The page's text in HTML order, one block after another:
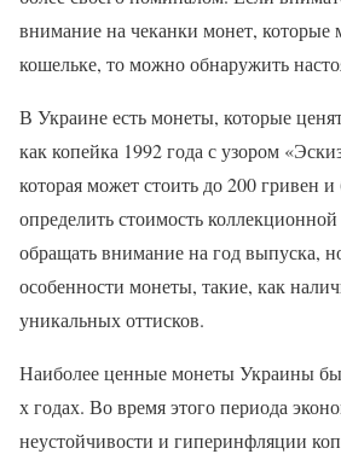
внимание на чеканки монет,
кошельке, то можно обнаружить
В Украине есть монеты, которые
как копейка 1992 года с узором
которая может стоить до 200 гривен
определить стоимость
обращать внимание на год выпуска,
особенности монеты, такие, как
уникальных оттисков.
Наиболее ценные монеты Украины
х годах. Во время этого периода
неустойчивости и гиперинфляции